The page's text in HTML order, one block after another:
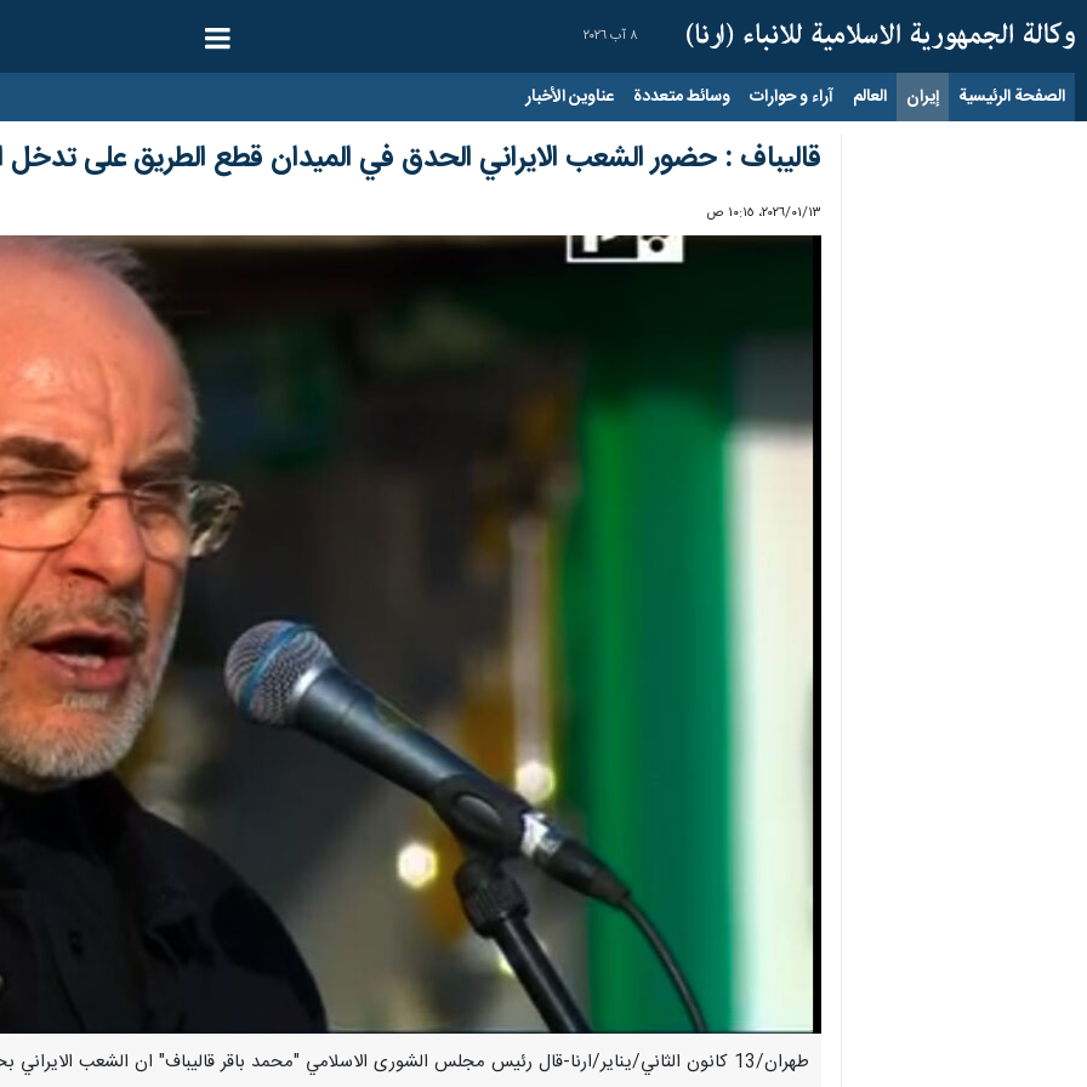
٨ آب ٢٠٢٦
الصفحة الرئيسية إيران العالم آراء و حوارات وسائط متعددة عناوين الأخبار
قاليباف : حضور الشعب الايراني الحدق في الميدان قطع الطريق على
١٣‏/٠١‏/٢٠٢٦، ١٠:١٥ ص
طهران/13 كانون الثاني/يناير/ارنا-قال رئيس مجلس الشورى الاسلامي "محمد باقر قاليباف" ان الشعب